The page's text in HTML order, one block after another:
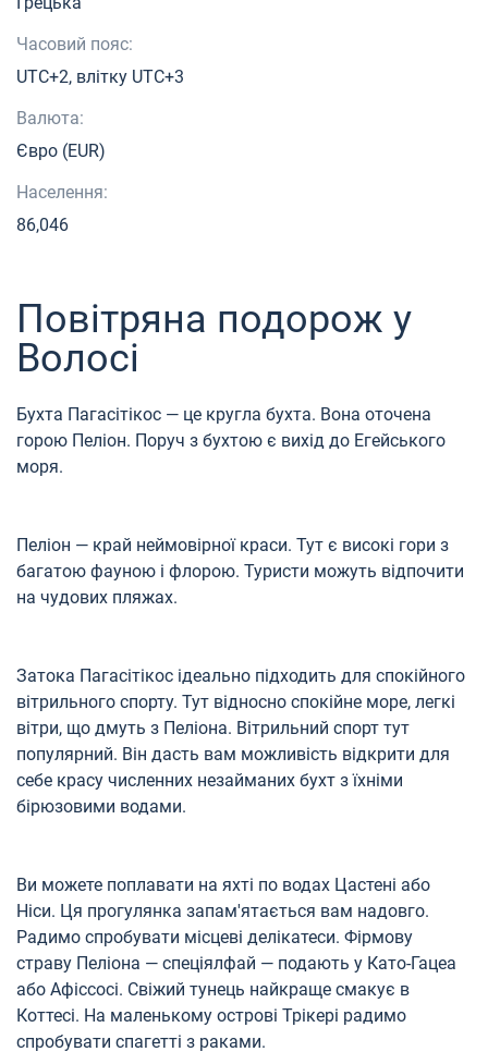
Часовий пояс:
UTC+2, влітку UTC+3
Валюта:
Євро (EUR)
Населення:
86,046
Повітряна подорож у
Волосі
Бухта Пагасітікос — це кругла бухта. Вона оточена
горою Пеліон. Поруч з бухтою є вихід до Егейського
моря.
Пеліон — край неймовірної краси. Тут є високі гори з
багатою фауною і флорою. Туристи можуть відпочити
на чудових пляжах.
Затока Пагасітікос ідеально підходить для спокійного
вітрильного спорту. Тут відносно спокійне море, легкі
вітри, що дмуть з Пеліона. Вітрильний спорт тут
популярний. Він дасть вам можливість відкрити для
себе красу численних незайманих бухт з їхніми
бірюзовими водами.
Ви можете поплавати на яхті по водах Цастені або
Ніси. Ця прогулянка запам'ятається вам надовго.
Радимо спробувати місцеві делікатеси. Фірмову
страву Пеліона — спеціялфай — подають у Като-Гацеа
або Афіссосі. Свіжий тунець найкраще смакує в
Коттесі. На маленькому острові Трікері радимо
спробувати спагетті з раками.